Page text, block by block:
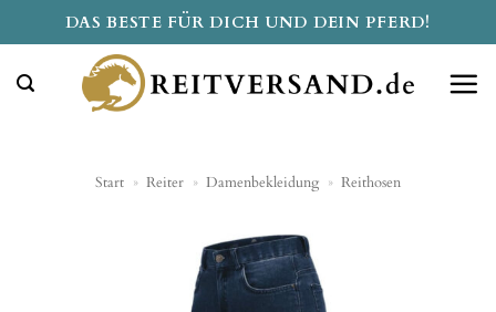
Inhalt
springen
DAS BESTE FÜR DICH UND DEIN PFERD!
Start » Reiter » Damenbekleidung » Reithosen